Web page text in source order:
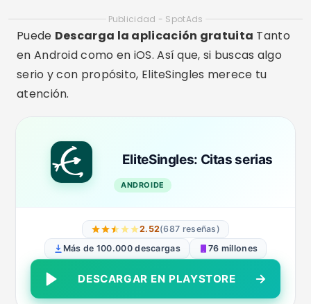
Publicidad - SpotAds
Puede Descarga la aplicación gratuita Tanto
en Android como en iOS. Así que, si buscas algo
serio y con propósito, EliteSingles merece tu
atención.
EliteSingles: Citas serias
ANDROIDE
2.52(687 reseñas)
Más de 100.000 descargas
76 millones
DESCARGAR EN PLAYSTORE